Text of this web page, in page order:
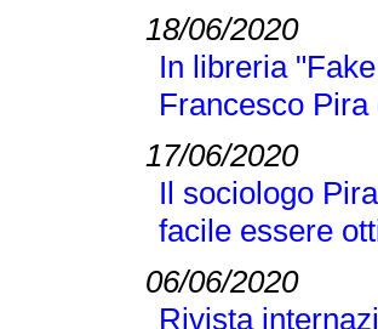
18/06/2020
In libreria
Francesco
17/06/2020
Il sociologo
facile essere
06/06/2020
Rivista